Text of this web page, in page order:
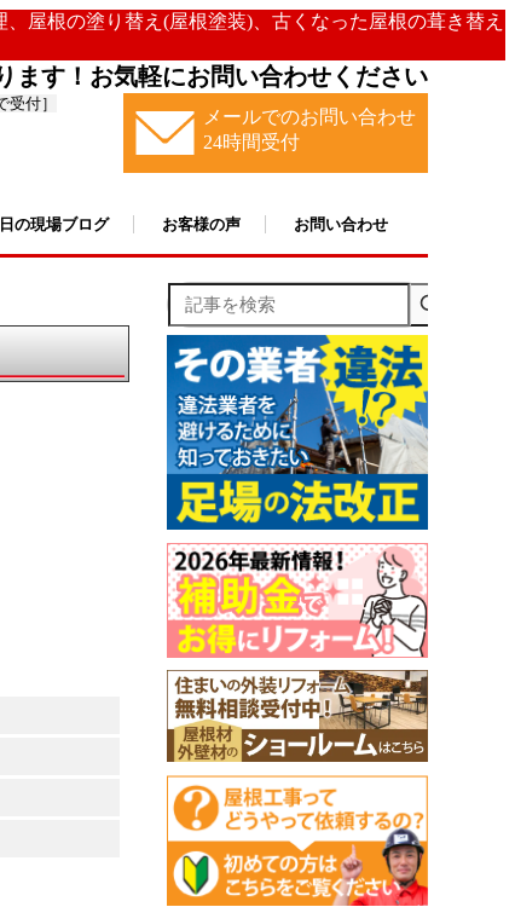
屋根の塗り替え(屋根塗装)、古くなった屋根の葺き替え
ます！お気軽にお問い合わせください
付］
メールでのお問い合わせ
24時間受付
の現場ブログ お客様の声 お問い合わせ
記事を検索